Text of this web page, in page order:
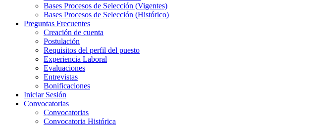
Bases Procesos de Selección (Vigentes)
Bases Procesos de Selección (Histórico)
Preguntas Frecuentes
Creación de cuenta
Postulación
Requisitos del perfil del puesto
Experiencia Laboral
Evaluaciones
Entrevistas
Bonificaciones
Iniciar Sesión
Convocatorias
Convocatorias
Convocatoria Histórica